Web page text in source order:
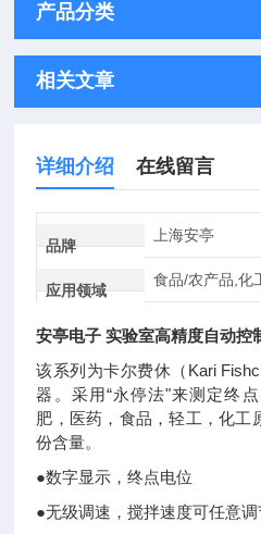
产品分类
相关文章
详细介绍 在线留言
品牌
上海安亭
应用领域
食品/农产品,化
安亭电子 实验室高精度自动控
该系列为卡尔费休（Kari
器。采用“永停法"来测定终
肥，医药，食品，轻工，化工
份含量。
●数字显示，终点电位
●无级调速，搅拌速度可任意调